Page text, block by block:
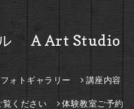
ル A Art Studio
フォトギャラリー 講座内容
ください 体験教室ご予約